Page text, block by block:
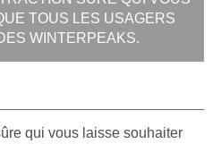
TOUS LES USAGERS
WINTERPEAKS.
qui vous laisse souhaiter